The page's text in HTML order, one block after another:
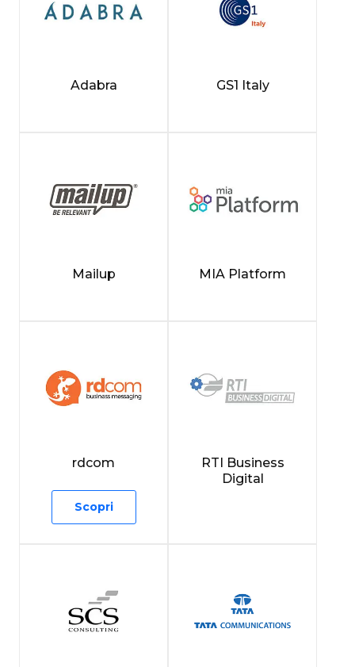
Adabra GS1 Italy
Mailup MIA Platform
rdcom
Scopri
RTI Business
Digital